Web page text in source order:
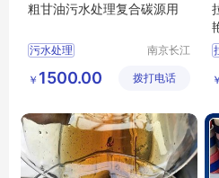
粗甘油污水处理复合碳源用
污水处理
污水处理行情
南京长江
科技有限
￥ 1500.00 拨打电话 ￥